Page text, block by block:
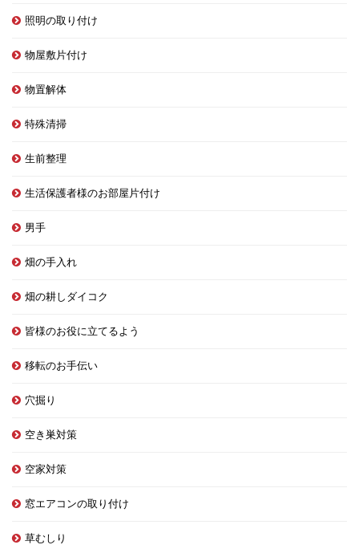
照明の取り付け
物屋敷片付け
物置解体
特殊清掃
生前整理
生活保護者様のお部屋片付け
男手
畑の手入れ
畑の耕しダイコク
皆様のお役に立てるよう
移転のお手伝い
穴掘り
空き巣対策
空家対策
窓エアコンの取り付け
草むしり